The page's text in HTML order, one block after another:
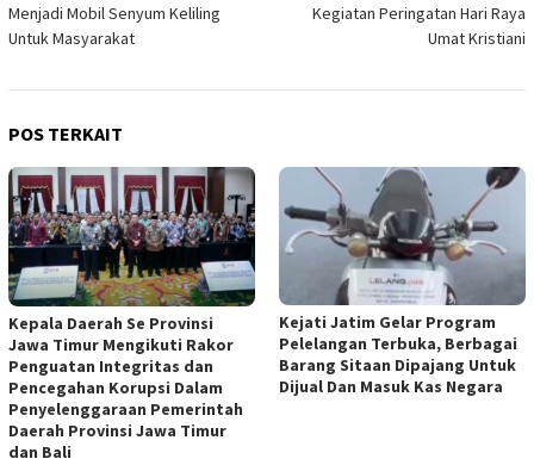
Menjadi Mobil Senyum Keliling
Untuk Masyarakat
Kegiatan Peringatan Hari Raya
Umat Kristiani
POS TERKAIT
Kepala Daerah Se Provinsi
Jawa Timur Mengikuti Rakor
Penguatan Integritas dan
Pencegahan Korupsi Dalam
Penyelenggaraan Pemerintah
Daerah Provinsi Jawa Timur
dan Bali
Kejati Jatim Gelar Program
Pelelangan Terbuka, Berbagai
Barang Sitaan Dipajang Untuk
Dijual Dan Masuk Kas Negara